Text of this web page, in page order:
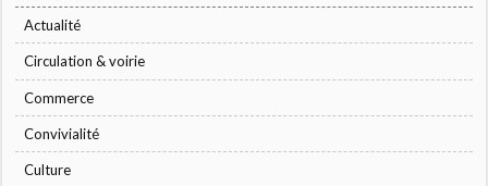
Actualité
Circulation & voirie
Commerce
Convivialité
Culture